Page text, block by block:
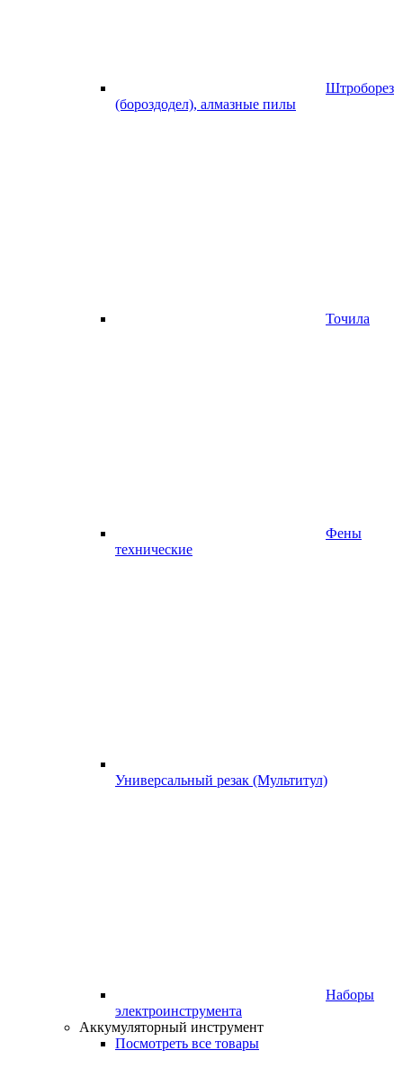
Штроборез
(бороздодел), алмазные пилы
Точила
Фены
технические
Универсальный резак (Мультитул)
Наборы
электроинструмента
Аккумуляторный инструмент
Посмотреть все товары